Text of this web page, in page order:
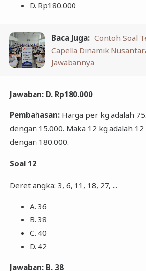
D. Rp180.000
Baca Juga: Contoh Soal
Capella Dinamik
Jawabannya
Jawaban: D. Rp180.000
Pembahasan:Harga per kg adalah
dengan 15.000. Maka 12 kg adalah 12
dengan 180.000.
Soal 12
Deret angka: 3, 6, 11, 18, 27, ...
A. 36
B. 38
C. 40
D. 42
Jawaban: B. 38